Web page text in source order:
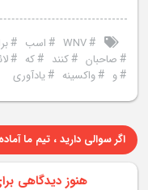
#
WNV
#اسب #
#صاحبان #کنند #که #
#و #واکسینه #یادآوری
اگر سوالی دارید ، تیم ما
هنوز دیدگاهی